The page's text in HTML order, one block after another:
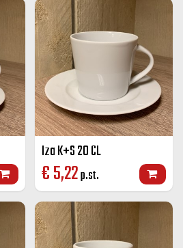
Iza K+S 20 CL
€5,22p.st.